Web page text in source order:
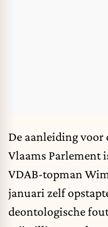
De aanleiding voor
Vlaams Parlement
VDAB-topman
januari zelf
deontologische